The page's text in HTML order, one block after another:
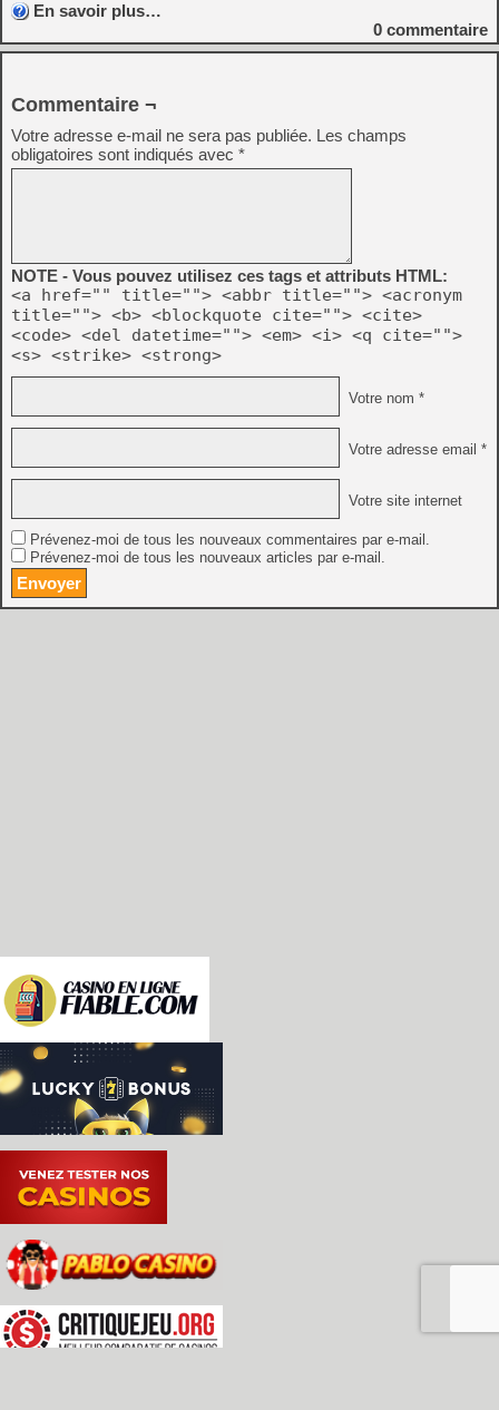
En savoir plus…
0 commentaire
Commentaire ¬
Votre adresse e-mail ne sera pas publiée. Les champs
obligatoires sont indiqués avec *
NOTE - Vous pouvez utilisez ces tags et attributs HTML:
<a href="" title=""> <abbr title=""> <acronym
title=""> <b> <blockquote cite=""> <cite>
<code> <del datetime=""> <em> <i> <q cite="">
<s> <strike> <strong>
Votre nom *
Votre adresse email *
Votre site internet
Prévenez-moi de tous les nouveaux commentaires par e-mail.
Prévenez-moi de tous les nouveaux articles par e-mail.